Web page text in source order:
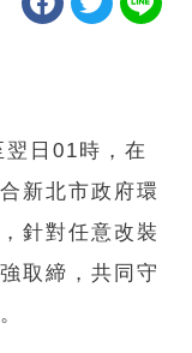
日01時，在
新北市政府環
針對任意改裝
取締，共同守